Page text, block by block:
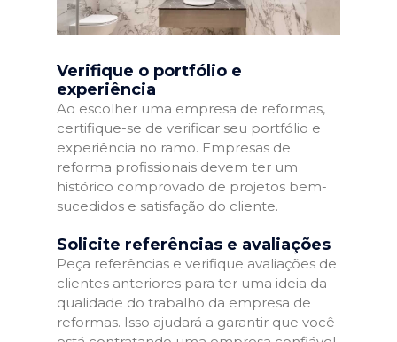
Verifique o portfólio e
experiência
Ao escolher uma empresa de reformas,
certifique-se de verificar seu portfólio e
experiência no ramo. Empresas de
reforma profissionais devem ter um
histórico comprovado de projetos bem-
sucedidos e satisfação do cliente.
Solicite referências e avaliações
Peça referências e verifique avaliações de
clientes anteriores para ter uma ideia da
qualidade do trabalho da empresa de
reformas. Isso ajudará a garantir que você